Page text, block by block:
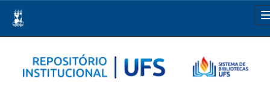
navigation